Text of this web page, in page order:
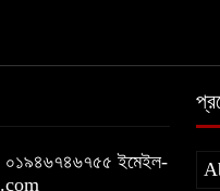
০১৯৪৬৭৪৬৭৫৫ ইমেইল-